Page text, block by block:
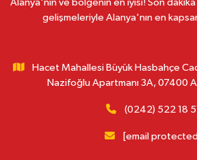
Alanya'nın ve bölgenin en iyisi! Son
gelişmeleriyle Alanya'nın en
Hacet Mahallesi Büyük Hasbahçe
Nazifoğlu Apartmanı 3A, 07400
(0242) 522 18
[email